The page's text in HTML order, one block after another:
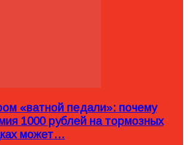
«ватной педали»: почему
1000 рублей на тормозных
может…